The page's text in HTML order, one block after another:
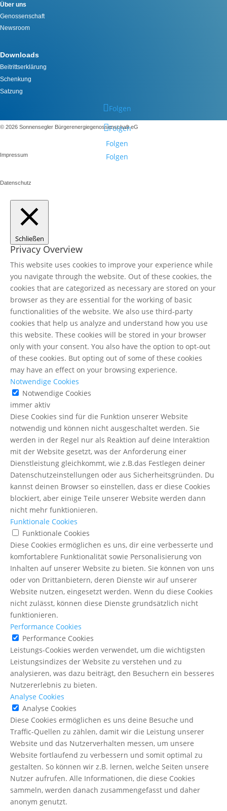
Über uns
Genossenschaft
Newsroom
Downloads
Beitrittserklärung
Schenkung
Satzung
Folgen
Folgen
Folgen
Folgen
©️ 2026 Sonnensegler Bürgerenergiegenossenschaft eG
Impressum
Datenschutz
Schließen
Privacy Overview
This website uses cookies to improve your experience while
you navigate through the website. Out of these cookies, the
cookies that are categorized as necessary are stored on your
browser as they are essential for the working of basic
functionalities of the website. We also use third-party
cookies that help us analyze and understand how you use
this website. These cookies will be stored in your browser
only with your consent. You also have the option to opt-out
of these cookies. But opting out of some of these cookies
may have an effect on your browsing experience.
Notwendige Cookies
Notwendige Cookies
immer aktiv
Diese Cookies sind für die Funktion unserer Website
notwendig und können nicht ausgeschaltet werden. Sie
werden in der Regel nur als Reaktion auf deine Interaktion
mit der Website gesetzt, was der Anforderung einer
Dienstleistung gleichkommt, wie z.B.das Festlegen deiner
Datenschutzeinstellungen oder aus Sicherheitsgründen. Du
kannst deinen Browser so einstellen, dass er diese Cookies
blockiert, aber einige Teile unserer Website werden dann
nicht mehr funktionieren.
Funktionale Cookies
Funktionale Cookies
Diese Cookies ermöglichen es uns, dir eine verbesserte und
komfortablere Funktionalität sowie Personalisierung von
Inhalten auf unserer Website zu bieten. Sie können von uns
oder von Drittanbietern, deren Dienste wir auf unserer
Website nutzen, eingesetzt werden. Wenn du diese Cookies
nicht zulässt, können diese Dienste grundsätzlich nicht
funktionieren.
Performance Cookies
Performance Cookies
Leistungs-Cookies werden verwendet, um die wichtigsten
Leistungsindizes der Website zu verstehen und zu
analysieren, was dazu beiträgt, den Besuchern ein besseres
Nutzererlebnis zu bieten.
Analyse Cookies
Analyse Cookies
Diese Cookies ermöglichen es uns deine Besuche und
Traffic-Quellen zu zählen, damit wir die Leistung unserer
Website und das Nutzerverhalten messen, um unsere
Website fortlaufend zu verbessern und somit optimal zu
gestalten. So können wir z.B. lernen, welche Seiten unsere
Nutzer aufrufen. Alle Informationen, die diese Cookies
sammeln, werden danach zusammengefasst und daher
anonym genutzt.